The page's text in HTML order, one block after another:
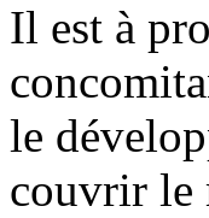
Il est à
le
couvrir le